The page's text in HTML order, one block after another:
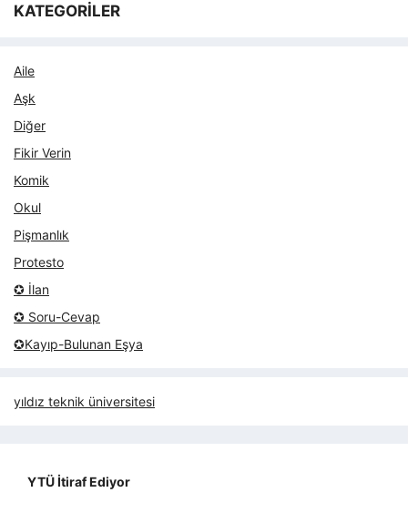
KATEGORİLER
Aile
Aşk
Diğer
Fikir Verin
Komik
Okul
Pişmanlık
Protesto
✪ İlan
✪ Soru-Cevap
✪Kayıp-Bulunan Eşya
yıldız teknik üniversitesi
YTÜ İtiraf Ediyor